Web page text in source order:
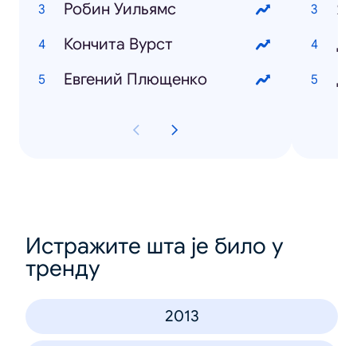
Робин Уильямс
Кончита Вурст
Евгений Плющенко
Истражите шта је било у
тренду
2013